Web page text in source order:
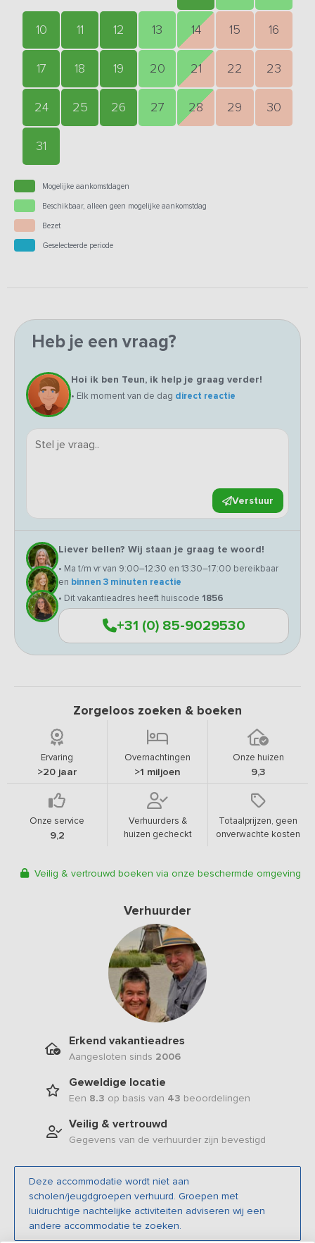
10 11 12 13 14 15 16
17 18 19 20 21 22 23
24 25 26 27 28 29 30
31
Mogelijke aankomstdagen
Beschikbaar, alleen geen mogelijke aankomstdag
Bezet
Geselecteerde periode
Heb je een vraag?
Hoi ik ben Teun, ik help je graag verder!
• Elk moment van de dag direct reactie
Verstuur
Liever bellen? Wij staan je graag te woord!
• Ma t/m vr van 9:00–12:30 en 13:30–17:00 bereikbaar
en binnen 3 minuten reactie
• Dit vakantieadres heeft huiscode 1856
+31 (0) 85-9029530
Zorgeloos zoeken & boeken
Ervaring
>20 jaar
Overnachtingen
>1 miljoen
Onze huizen
9,3
Onze service
9,2
Verhuurders &
huizen gecheckt
Totaalprijzen, geen
onverwachte kosten
Veilig & vertrouwd boeken via onze beschermde omgeving
Verhuurder
Erkend vakantieadres
Aangesloten sinds 2006
Geweldige locatie
Een 8.3 op basis van 43 beoordelingen
Veilig & vertrouwd
Gegevens van de verhuurder zijn bevestigd
Deze accommodatie wordt niet aan
scholen/jeugdgroepen verhuurd. Groepen met
luidruchtige nachtelijke activiteiten adviseren wij een
andere accommodatie te zoeken.